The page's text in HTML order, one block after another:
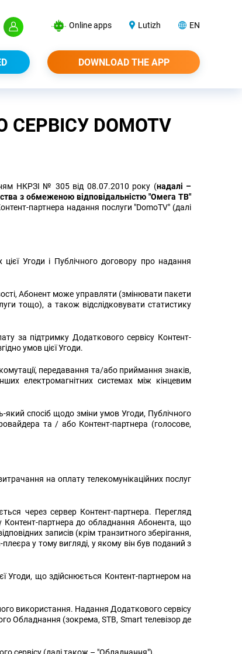
Online apps Lutizh EN
DOWNLOAD THE APP
DOMOTV
НКРЗІ № 305 від 08.07.2010 року (надалі –
з обмеженою відповідальністю "Омега ТВ"
партнера надання послуги "DomoTV" (далі
Угоди і Публічного договору про надання
Абонент може управляти (змінювати пакети
тощо), а також відслідковувати статистику
за підтримку Додаткового сервісу Контент-
умов цієї Угоди.
передавання та/або приймання знаків,
електромагнітних системах між кінцевим
спосіб щодо зміни умов Угоди, Публічного
та / або Контент-партнера (голосове,
на оплату телекомунікаційних послуг
через сервер Контент-партнера. Перегляд
Контент-партнера до обладнання Абонента, що
записів (крім транзитного зберігання,
у тому вигляді, у якому він був поданий з
Угоди, що здійснюється Контент-партнером на
використання. Надання Додаткового сервісу
Обладнання (зокрема, STB, Smart телевізор де